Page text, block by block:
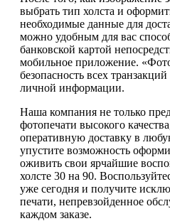
выбрать тип холста и
необходимые данные для
можно удобным для вас
банковской картой
мобильное приложение.
безопасность всех
личной информации.
Наша компания не только
фотопечати высокого
оперативную доставку в
упустите возможность
оживить свои ярчайшие
холсте 30 на 90.
уже сегодня и получите
печати, непревзойденное
каждом заказе.